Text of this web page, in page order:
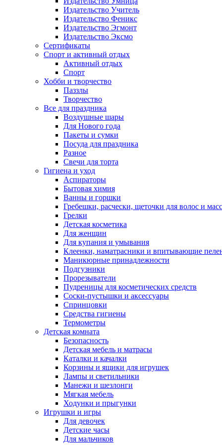
Издательство Учитель
Издательство Феникс
Издательство Эгмонт
Издательство Эксмо
Сертификаты
Спорт и активный отдых
Активный отдых
Спорт
Хобби и творчество
Паззлы
Творчество
Все для праздника
Воздушные шары
Для Нового года
Пакеты и сумки
Посуда для праздника
Разное
Свечи для торта
Гигиена и уход
Аспираторы
Бытовая химия
Ванны и горшки
Гребешки, расчески, щеточки для волос и
Грелки
Детская косметика
Для женщин
Для купания и умывания
Клеенки, наматрасники и впитывающие
Маникюрные принадлежности
Подгузники
Прорезыватели
Пудреницы для косметических средств
Соски-пустышки и аксессуары
Спринцовки
Средства гигиены
Термометры
Детская комната
Безопасность
Детская мебель и матрасы
Каталки и качалки
Корзины и ящики для игрушек
Лампы и светильники
Манежи и шезлонги
Мягкая мебель
Ходунки и прыгунки
Игрушки и игры
Для девочек
Детские часы
Для мальчиков